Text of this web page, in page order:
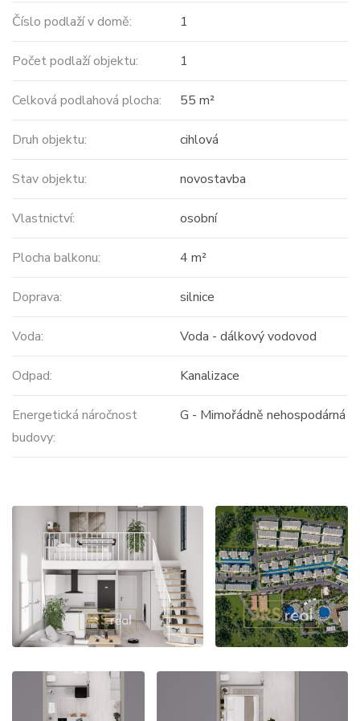
Číslo podlaží v domě: 1
Počet podlaží objektu: 1
Celková podlahová plocha: 55 m²
Druh objektu: cihlová
Stav objektu: novostavba
Vlastnictví: osobní
Plocha balkonu: 4 m²
Doprava: silnice
Voda: Voda - dálkový vodovod
Odpad: Kanalizace
Energetická náročnost
budovy:
G - Mimořádně nehospodárná